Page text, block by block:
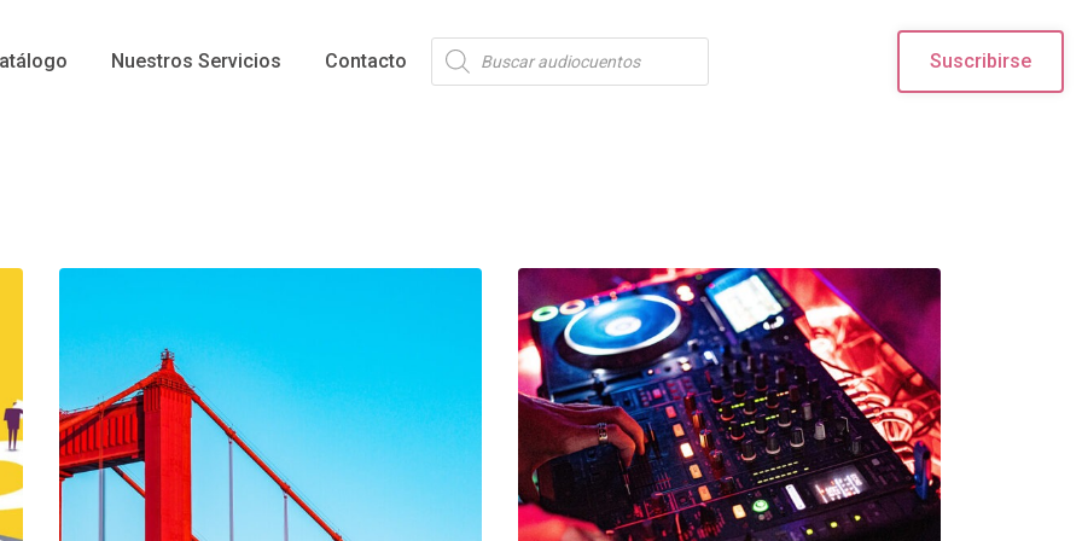
Nuestros Servicios Contacto
Búsqueda
de
productos
Suscribirse